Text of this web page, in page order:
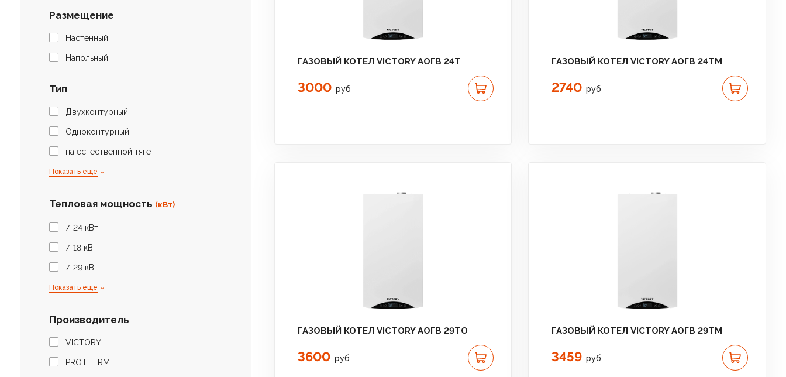
Размещение
Настенный
Напольный
Тип
Двухконтурный
Одноконтурный
на естественной тяге
Показать еще
Тепловая мощность (кВт)
7-24 кВт
7-18 кВт
7-29 кВт
Показать еще
Производитель
VICTORY
PROTHERM
ГАЗОВЫЙ КОТЕЛ VICTORY АОГВ 24T
3000 руб
ГАЗОВЫЙ КОТЕЛ VICTORY АОГВ 24TM
2740 руб
ГАЗОВЫЙ КОТЕЛ VICTORY АОГВ 29TO
3600 руб
ГАЗОВЫЙ КОТЕЛ VICTORY АОГВ 29TM
3459 руб